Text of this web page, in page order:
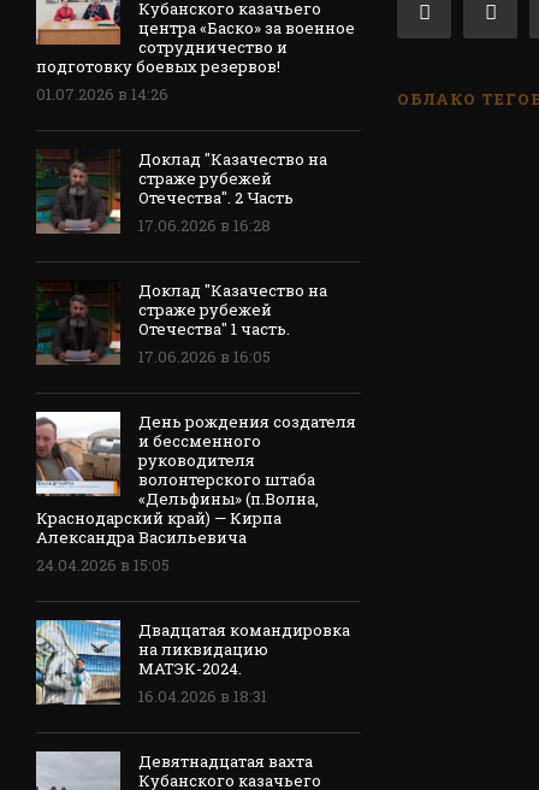
Кубанского казачьего
центра «Баско» за военное
сотрудничество и
подготовку боевых резервов!
01.07.2026 в 14:26
Доклад "Казачество на
страже рубежей
Отечества". 2 Часть
17.06.2026 в 16:28
Доклад "Казачество на
страже рубежей
Отечества" 1 часть.
17.06.2026 в 16:05
День рождения создателя
и бессменного
руководителя
волонтерского штаба
«Дельфины» (п.Волна,
Краснодарский край) — Кирпа
Александра Васильевича
24.04.2026 в 15:05
Двадцатая командировка
на ликвидацию
МАТЭК-2024.
16.04.2026 в 18:31
Девятнадцатая вахта
Кубанского казачьего
ОБЛАКО